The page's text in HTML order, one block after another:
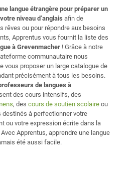
langue étrangère pour préparer un
niveau d’anglais afin de
rêves ou pour répondre aux besoins
Apprentus vous fournit la liste des
à Grevenmacher ! Grâce à notre
communautaire nous
vous proposer un large catalogue de
précisément à tous les besoins.
de langues à
des cours intensifs, des
, des cours de soutien scolaire ou
à perfectionner votre
ou votre expression écrite dans la
Apprentus, apprendre une langue
été aussi facile.